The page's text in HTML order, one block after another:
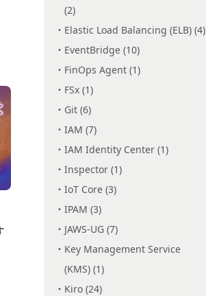
(2)
Elastic Load Balancing (ELB) (4)
EventBridge (10)
FinOps Agent (1)
FSx (1)
Git (6)
IAM (7)
IAM Identity Center (1)
Inspector (1)
IoT Core (3)
IPAM (3)
JAWS-UG (7)
Key Management Service
(KMS) (1)
Kiro (24)